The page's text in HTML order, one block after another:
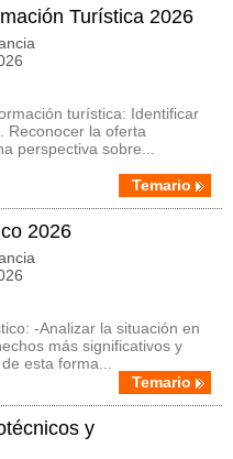
Turística 2026
turística: Identificar
Reconocer la oferta
perspectiva sobre...
Temario
2026
-Analizar la situación en
más significativos y
esta forma...
Temario
y